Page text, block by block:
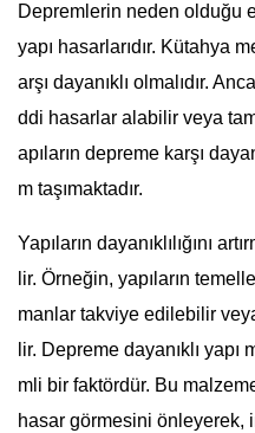
Depremlerin neden olduğu
yapı hasarlarıdır. Kütahya
arşı dayanıklı olmalıdır.
ddi hasarlar alabilir veya
apıların depreme karşı
m taşımaktadır.
Yapıların dayanıklılığını
lir. Örneğin, yapıların
manlar takviye edilebilir
lir. Depreme dayanıklı
mli bir faktördür. Bu
hasar görmesini önleyerek,